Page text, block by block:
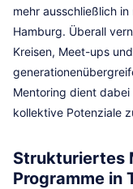
mehr ausschließlich
Hamburg. Überall
Kreisen, Meet-ups
Mentoring dient
kollektive Potenziale
Strukturiertes
Programme in